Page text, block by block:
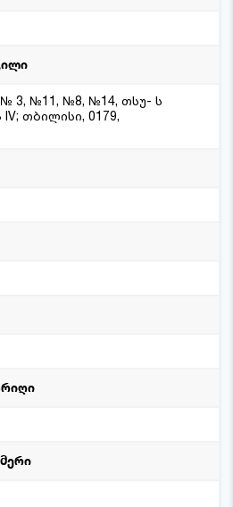
№ 3, №11, №8, №14, თსუ- ს
IV; თბილისი, 0179,